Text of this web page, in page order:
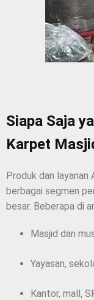
Siapa Saja
Karpet
Produk dan layanan
berbagai segmen
besar. Beberapa di
Masjid dan
Yayasan,
Kantor, mall,